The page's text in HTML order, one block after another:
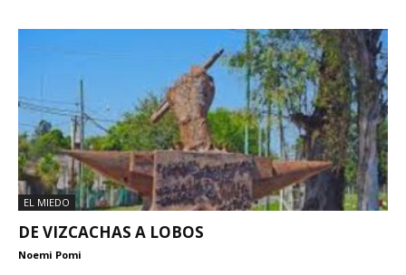
EL MIEDO
DE VIZCACHAS A LOBOS
Noemi Pomi